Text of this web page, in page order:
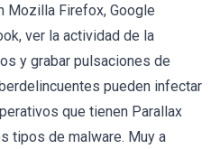
Mozilla Firefox, Google
ver la actividad de la
y grabar pulsaciones de
pueden infectar
que tienen Parallax
tipos de malware. Muy a